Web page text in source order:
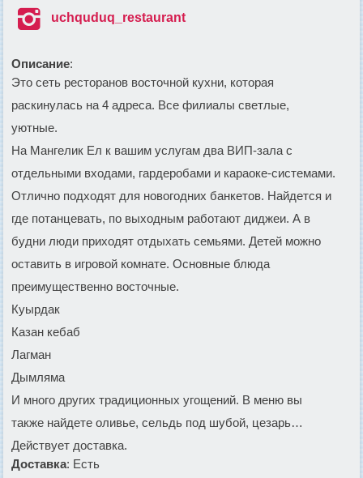
 uchquduq_restaurant
Описание:
Это сеть ресторанов восточной кухни, которая
раскинулась на 4 адреса. Все филиалы светлые,
уютные.
На Мангелик Ел к вашим услугам два ВИП-зала с
отдельными входами, гардеробами и караоке-системами.
Отлично подходят для новогодних банкетов. Найдется и
где потанцевать, по выходным работают диджеи. А в
будни люди приходят отдыхать семьями. Детей можно
оставить в игровой комнате. Основные блюда
преимущественно восточные.
Куырдак
Казан кебаб
Лагман
Дымляма
И много других традиционных угощений. В меню вы
также найдете оливье, сельдь под шубой, цезарь…
Действует доставка.
Доставка: Есть